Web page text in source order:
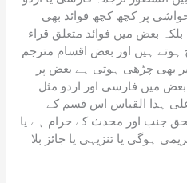
k
پر کچھ کچھ فوائد بھی
بعض میں فوائد متعلق قراء
ہیں اور بعض اقسام مترجم
بھی چڑھی ہوتی ہے بعض پر
میں فارسی اور اردو مثل
ہذا القیاس اس قسم کے
جنب اور محدث کے حرام ہے یا
ہوگی یا تنزیہی یا جائز بلا